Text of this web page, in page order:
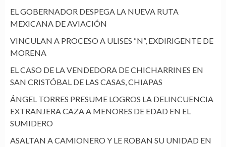
EL GOBERNADOR DESPEGA LA NUEVA RUTA
MEXICANA DE AVIACIÓN
VINCULAN A PROCESO A ULISES “N”, EXDIRIGENTE DE
MORENA
EL CASO DE LA VENDEDORA DE CHICHARRINES EN
SAN CRISTÓBAL DE LAS CASAS, CHIAPAS
ÁNGEL TORRES PRESUME LOGROS LA DELINCUENCIA
EXTRANJERA CAZA A MENORES DE EDAD EN EL
SUMIDERO
ASALTAN A CAMIONERO Y LE ROBAN SU UNIDAD EN